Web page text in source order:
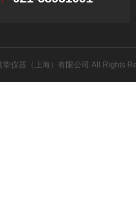
挚仪器（上海）有限公司 All Rights